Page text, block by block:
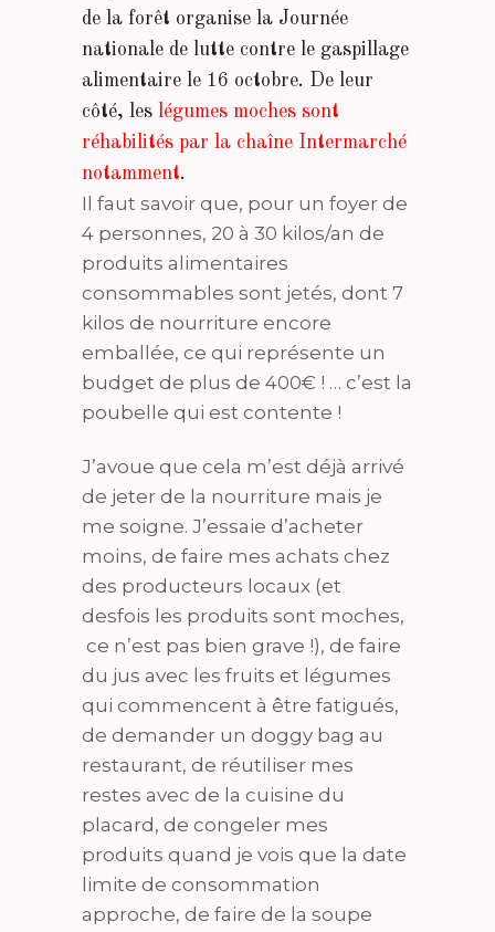
de la forêt organise la Journée
nationale de lutte contre le gaspillage
alimentaire le 16 octobre. De leur
côté, les légumes moches sont
réhabilités par la chaîne Intermarché
notamment.
Il faut savoir que, pour un foyer de
4 personnes, 20 à 30 kilos/an de
produits alimentaires
consommables sont jetés, dont 7
kilos de nourriture encore
emballée, ce qui représente un
budget de plus de 400€ ! … c’est la
poubelle qui est contente !
J’avoue que cela m’est déjà arrivé
de jeter de la nourriture mais je
me soigne. J’essaie d’acheter
moins, de faire mes achats chez
des producteurs locaux (et
desfois les produits sont moches,
ce n’est pas bien grave !), de faire
du jus avec les fruits et légumes
qui commencent à être fatigués,
de demander un doggy bag au
restaurant, de réutiliser mes
restes avec de la cuisine du
placard, de congeler mes
produits quand je vois que la date
limite de consommation
approche, de faire de la soupe